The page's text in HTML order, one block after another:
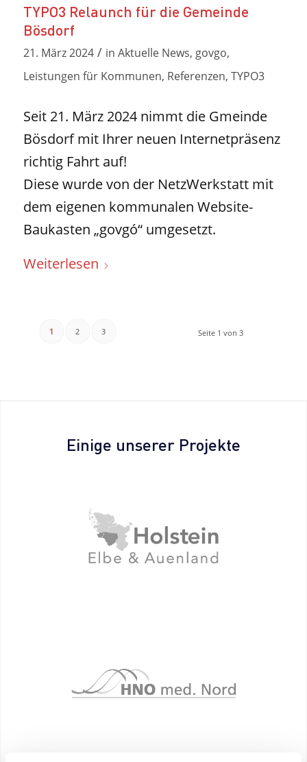
TYPO3 Relaunch für die Gemeinde
Bösdorf
21. März 2024 / in Aktuelle News, govgo,
Leistungen für Kommunen, Referenzen, TYPO3
Seit 21. März 2024 nimmt die Gmeinde
Bösdorf mit Ihrer neuen Internetpräsenz
richtig Fahrt auf!
Diese wurde von der NetzWerkstatt mit
dem eigenen kommunalen Website-
Baukasten „govgó“ umgesetzt.
Weiterlesen
Seite 1 von 3
1 2 3
Einige unserer Projekte